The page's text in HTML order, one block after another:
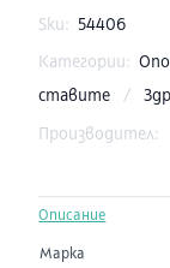
Sku: 54406
Категории:
ставите
/
Производител:
Описание
Марка